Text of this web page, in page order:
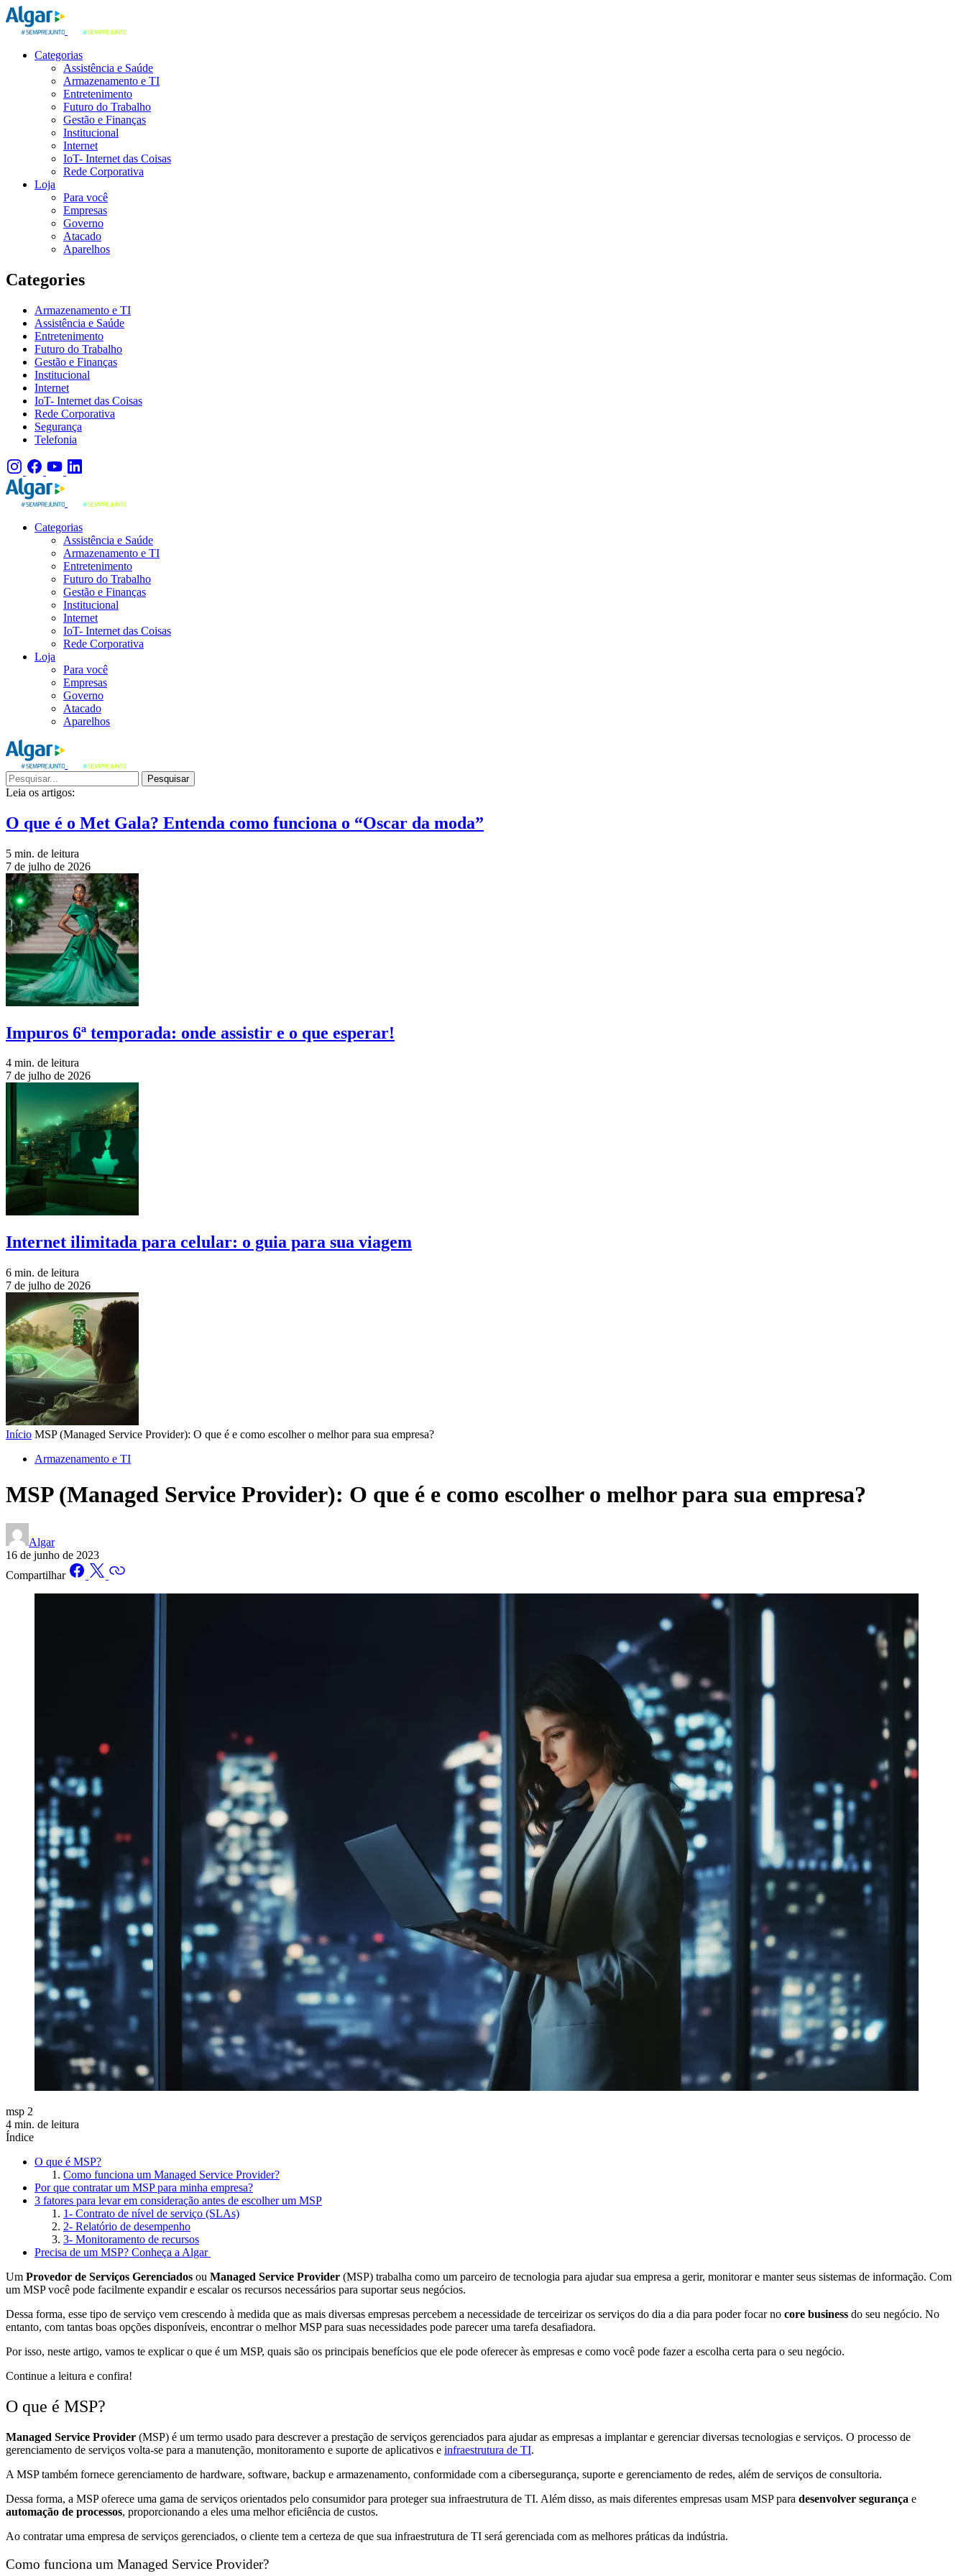
Categorias
Assistência e Saúde
Armazenamento e TI
Entretenimento
Futuro do Trabalho
Gestão e Finanças
Institucional
Internet
IoT- Internet das Coisas
Rede Corporativa
Loja
Para você
Empresas
Governo
Atacado
Aparelhos
Categories
Armazenamento e TI
Assistência e Saúde
Entretenimento
Futuro do Trabalho
Gestão e Finanças
Institucional
Internet
IoT- Internet das Coisas
Rede Corporativa
Segurança
Telefonia
Categorias
Assistência e Saúde
Armazenamento e TI
Entretenimento
Futuro do Trabalho
Gestão e Finanças
Institucional
Internet
IoT- Internet das Coisas
Rede Corporativa
Loja
Para você
Empresas
Governo
Atacado
Aparelhos
Pesquisar
Leia os artigos:
O que é o Met Gala? Entenda como funciona o “Oscar da moda”
5 min. de leitura
7 de julho de 2026
Impuros 6ª temporada: onde assistir e o que esperar!
4 min. de leitura
7 de julho de 2026
Internet ilimitada para celular: o guia para sua viagem
6 min. de leitura
7 de julho de 2026
Início MSP (Managed Service Provider): O que é e como escolher o melhor para sua empresa?
Armazenamento e TI
MSP (Managed Service Provider): O que é e como escolher o melhor para sua empresa?
Algar
16 de junho de 2023
Compartilhar
msp 2
4 min. de leitura
Índice
O que é MSP?
Como funciona um Managed Service Provider?
Por que contratar um MSP para minha empresa?
3 fatores para levar em consideração antes de escolher um MSP
1- Contrato de nível de serviço (SLAs)
2- Relatório de desempenho
3- Monitoramento de recursos
Precisa de um MSP? Conheça a Algar
Um Provedor de Serviços Gerenciados ou Managed Service Provider (MSP) trabalha como um parceiro de tecnologia para ajudar sua empresa a gerir, monitorar e manter seus sistemas de informação. Com
um MSP você pode facilmente expandir e escalar os recursos necessários para suportar seus negócios.
Dessa forma, esse tipo de serviço vem crescendo à medida que as mais diversas empresas percebem a necessidade de terceirizar os serviços do dia a dia para poder focar no core business do seu negócio. No
entanto, com tantas boas opções disponíveis, encontrar o melhor MSP para suas necessidades pode parecer uma tarefa desafiadora.
Por isso, neste artigo, vamos te explicar o que é um MSP, quais são os principais benefícios que ele pode oferecer às empresas e como você pode fazer a escolha certa para o seu negócio.
Continue a leitura e confira!
O que é MSP?
Managed Service Provider (MSP) é um termo usado para descrever a prestação de serviços gerenciados para ajudar as empresas a implantar e gerenciar diversas tecnologias e serviços. O processo de
gerenciamento de serviços volta-se para a manutenção, monitoramento e suporte de aplicativos e infraestrutura de TI.
A MSP também fornece gerenciamento de hardware, software, backup e armazenamento, conformidade com a cibersegurança, suporte e gerenciamento de redes, além de serviços de consultoria.
Dessa forma, a MSP oferece uma gama de serviços orientados pelo consumidor para proteger sua infraestrutura de TI. Além disso, as mais diferentes empresas usam MSP para desenvolver segurança e
automação de processos, proporcionando a eles uma melhor eficiência de custos.
Ao contratar uma empresa de serviços gerenciados, o cliente tem a certeza de que sua infraestrutura de TI será gerenciada com as melhores práticas da indústria.
Como funciona um Managed Service Provider?